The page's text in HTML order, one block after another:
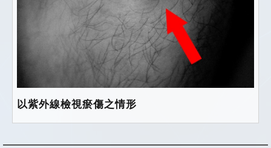
以紫外線檢視瘀傷之情形